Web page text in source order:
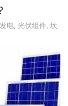
电, 光伏组件, 坎